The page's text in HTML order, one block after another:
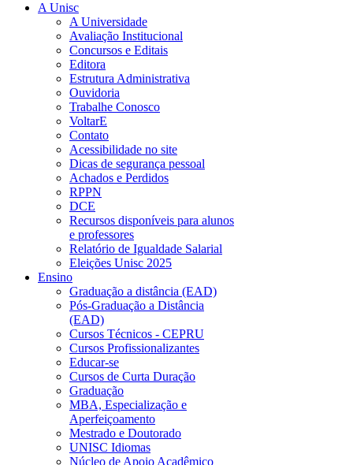
A Unisc
A Universidade
Avaliação Institucional
Concursos e Editais
Editora
Estrutura Administrativa
Ouvidoria
Trabalhe Conosco
VoltarE
Contato
Acessibilidade no site
Dicas de segurança pessoal
Achados e Perdidos
RPPN
DCE
Recursos disponíveis para alunos
e professores
Relatório de Igualdade Salarial
Eleições Unisc 2025
Ensino
Graduação a distância (EAD)
Pós-Graduação a Distância
(EAD)
Cursos Técnicos - CEPRU
Cursos Profissionalizantes
Educar-se
Cursos de Curta Duração
Graduação
MBA, Especialização e
Aperfeiçoamento
Mestrado e Doutorado
UNISC Idiomas
Núcleo de Apoio Acadêmico